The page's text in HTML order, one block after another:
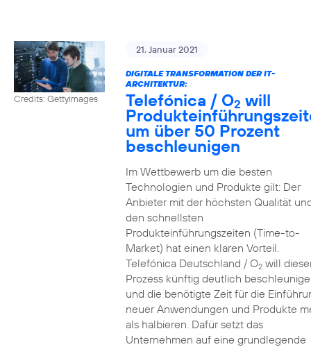
Credits: Gettyimages
21. Januar 2021
DIGITALE TRANSFORMATION DER IT-
ARCHITEKTUR:
Telefónica / O2 will
um über 50 Prozent
beschleunigen
Im Wettbewerb um die besten
Technologien und Produkte gilt: Der
Anbieter mit der höchsten Qualität
den schnellsten
Produkteinführungszeiten (Time-to-
Market) hat einen klaren Vorteil.
Telefónica Deutschland / O2will
Prozess künftig deutlich
und die benötigte Zeit für die
neuer Anwendungen und Produkte
als halbieren. Dafür setzt das
Unternehmen auf eine grundlegende